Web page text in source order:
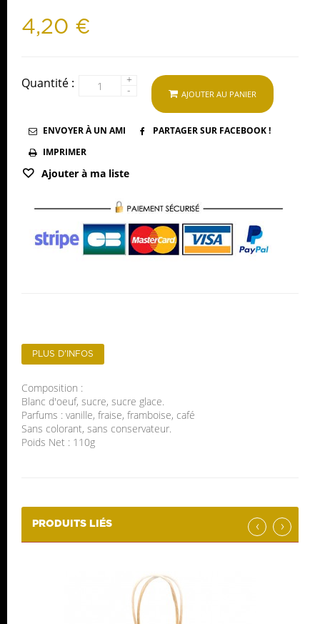
4,20 €
Quantité : +
- AJOUTER AU PANIER
ENVOYER À UN AMI
PARTAGER SUR FACEBOOK !
IMPRIMER
Ajouter à ma liste
PLUS D'INFOS
Composition :
Blanc d'oeuf, sucre, sucre glace.
Parfums : vanille, fraise, framboise, café
Sans colorant, sans conservateur.
Poids Net : 110g
PRODUITS LIÉS ‹ ›